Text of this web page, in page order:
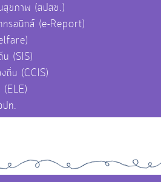
สุขภาพ (สปสช.)
ทรอนิกส์ (e-Report)
น (SIS)
ถิ่น (CCIS)
ปท.